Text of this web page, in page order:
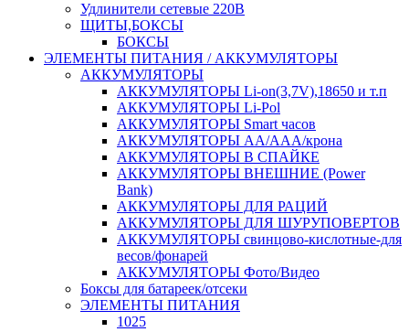
Удлинители сетевые 220В
ЩИТЫ,БОКСЫ
БОКСЫ
ЭЛЕМЕНТЫ ПИТАНИЯ / АККУМУЛЯТОРЫ
АККУМУЛЯТОРЫ
АККУМУЛЯТОРЫ Li-on(3,7V),18650 и т.п
АККУМУЛЯТОРЫ Li-Pol
АККУМУЛЯТОРЫ Smart часов
АККУМУЛЯТОРЫ АА/ААА/крона
АККУМУЛЯТОРЫ В СПАЙКЕ
АККУМУЛЯТОРЫ ВНЕШНИЕ (Power
Bank)
АККУМУЛЯТОРЫ ДЛЯ РАЦИЙ
АККУМУЛЯТОРЫ ДЛЯ ШУРУПОВЕРТОВ
АККУМУЛЯТОРЫ свинцово-кислотные-для
весов/фонарей
АККУМУЛЯТОРЫ Фото/Видео
Боксы для батареек/отсеки
ЭЛЕМЕНТЫ ПИТАНИЯ
1025